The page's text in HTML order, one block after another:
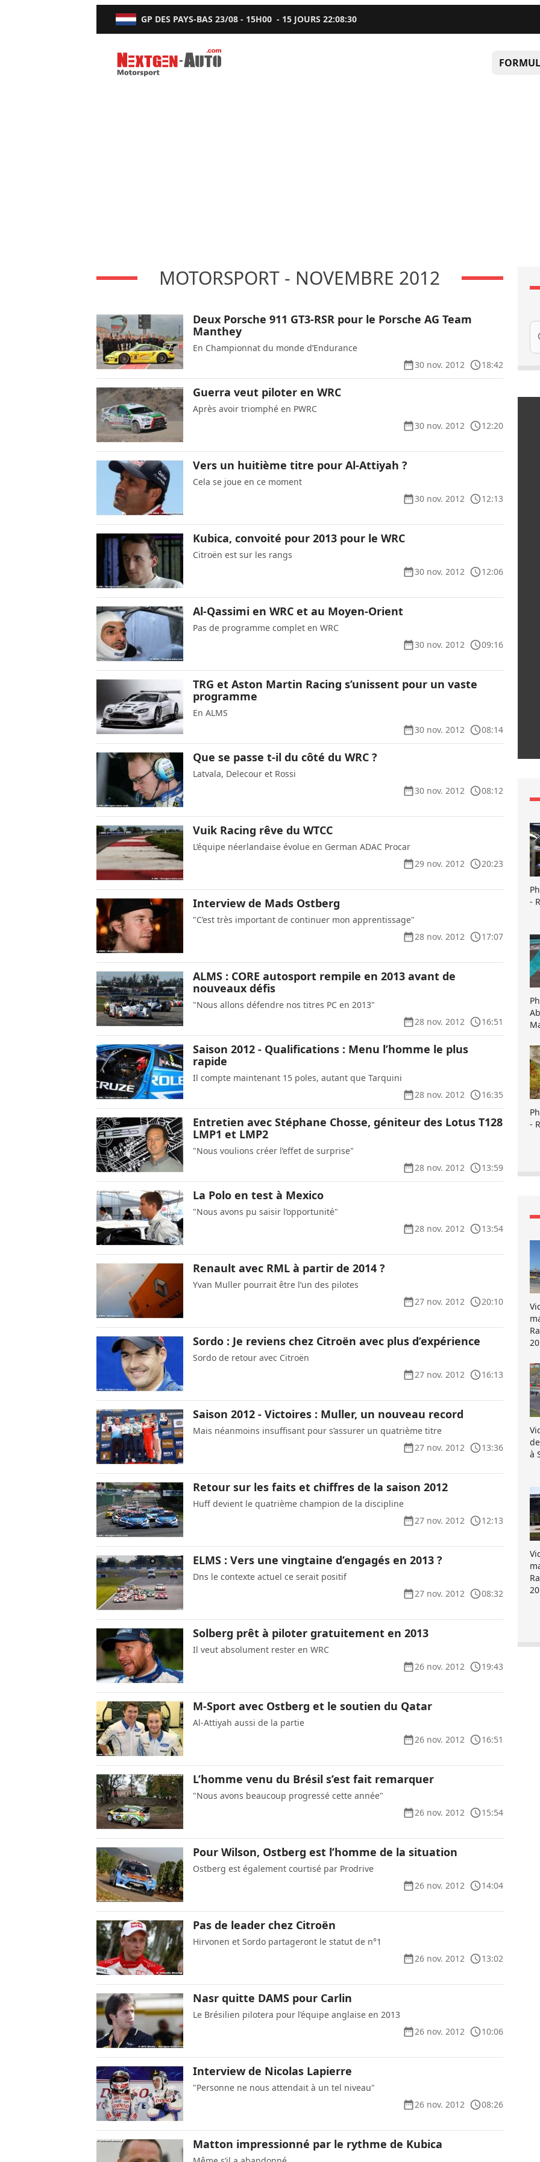
GP DES PAYS-BAS 23/08 - 15H00 - 15 JOURS22:08:29
Nextgen-Auto.com
MOTORSPORT - NOVEMBRE 2012
Deux Porsche 911 GT3-RSR pour le Porsche AG Team
Manthey
En Championnat du monde d’Endurance
30 nov. 2012
18:42
Guerra veut piloter en WRC
Après avoir triomphé en PWRC
30 nov. 2012
12:20
Vers un huitième titre pour Al-Attiyah ?
Cela se joue en ce moment
30 nov. 2012
12:13
Kubica, convoité pour 2013 pour le WRC
Citroën est sur les rangs
30 nov. 2012
12:06
Al-Qassimi en WRC et au Moyen-Orient
Pas de programme complet en WRC
30 nov. 2012
09:16
TRG et Aston Martin Racing s’unissent pour un vaste
programme
En ALMS
30 nov. 2012
08:14
Que se passe t-il du côté du WRC ?
Latvala, Delecour et Rossi
30 nov. 2012
08:12
Vuik Racing rêve du WTCC
L’équipe néerlandaise évolue en German ADAC Procar
29 nov. 2012
20:23
Interview de Mads Ostberg
"C’est très important de continuer mon apprentissage"
28 nov. 2012
17:07
ALMS : CORE autosport rempile en 2013 avant de
nouveaux défis
"Nous allons défendre nos titres PC en 2013"
28 nov. 2012
16:51
Saison 2012 - Qualifications : Menu l’homme le plus
rapide
Il compte maintenant 15 poles, autant que Tarquini
28 nov. 2012
16:35
Entretien avec Stéphane Chosse, géniteur des Lotus T128
LMP1 et LMP2
"Nous voulions créer l’effet de surprise"
28 nov. 2012
13:59
La Polo en test à Mexico
"Nous avons pu saisir l’opportunité"
28 nov. 2012
13:54
Renault avec RML à partir de 2014 ?
Yvan Muller pourrait être l’un des pilotes
27 nov. 2012
20:10
Sordo : Je reviens chez Citroën avec plus d’expérience
Sordo de retour avec Citroën
27 nov. 2012
16:13
Saison 2012 - Victoires : Muller, un nouveau record
Mais néanmoins insuffisant pour s’assurer un quatrième titre
27 nov. 2012
13:36
Retour sur les faits et chiffres de la saison 2012
Huff devient le quatrième champion de la discipline
27 nov. 2012
12:13
ELMS : Vers une vingtaine d’engagés en 2013 ?
Dns le contexte actuel ce serait positif
27 nov. 2012
08:32
Solberg prêt à piloter gratuitement en 2013
Il veut absolument rester en WRC
26 nov. 2012
19:43
M-Sport avec Ostberg et le soutien du Qatar
Al-Attiyah aussi de la partie
26 nov. 2012
16:51
L’homme venu du Brésil s’est fait remarquer
"Nous avons beaucoup progressé cette année"
26 nov. 2012
15:54
Pour Wilson, Ostberg est l’homme de la situation
Ostberg est également courtisé par Prodrive
26 nov. 2012
14:04
Pas de leader chez Citroën
Hirvonen et Sordo partageront le statut de n°1
26 nov. 2012
13:02
Nasr quitte DAMS pour Carlin
Le Brésilien pilotera pour l’équipe anglaise en 2013
26 nov. 2012
10:06
Interview de Nicolas Lapierre
"Personne ne nous attendait à un tel niveau"
26 nov. 2012
08:26
Matton impressionné par le rythme de Kubica
-
-
à